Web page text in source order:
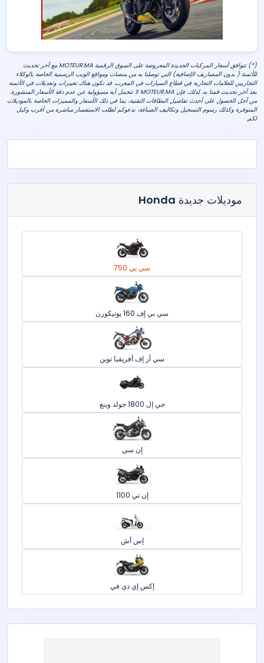
(*) تتوافق أسعار المركبات الجديدة المعروضة على السوق الرقمية MOTEUR.MA مع آخر تحديث
للأثمنة ( بدون المصاريف الإضافية) التي توصلنا به من منصات ومواقع الويب الرسمية الخاصة بالوكلاء
التجاريين للعلامات التجارية في قطاع السيارات في المغرب. قد تكون هناك تغييرات وتعديلات في الأثمنة
بعد آخر تحديث قمنا به. لذلك، فإن MOTEUR.MA لا تتحمل أية مسؤولية عن عدم دقة الأسعار المنشورة.
من أجل الحصول على أحدث تفاصيل البطاقات التقنية، بما في ذلك الأسعار والمميزات الخاصة بالموديلات
المتوفرة وكذلك رسوم التسجيل وتكاليف الصباغة، ندعوكم لطلب الاستفسار مباشرة من أقرب وكيل
لكم.
موديلات جديدة Honda
سي بي 750
سي بي إف 160 يونيكورن
سي آر إف أفريقيا توين
جي إل 1800 جولد وينغ
إن سي
إن تي 1100
إس أش
إكس إي دي في